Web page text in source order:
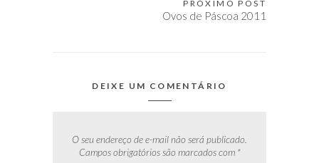
PRÓXIMO POST
Ovos de Páscoa 2011
DEIXE UM COMENTÁRIO
O seu endereço de e-mail não será publicado.
Campos obrigatórios são marcados com *